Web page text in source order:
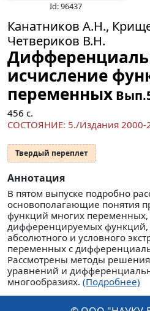
Id: 96437
Канатников А.Н.,
Четвериков В.Н.
исчисление
переменных
456 с.
СОСТОЯНИЕ: 5./Издания 2000-
Твердый переплет
Аннотация
В пятом выпуске подробно
основополагающие понятия
функций многих переменных,
дифференцируемых функций,
абсолютного и условного
переменных с
Рассмотрены методы
уравнений и
многообразиях. (Подробнее)